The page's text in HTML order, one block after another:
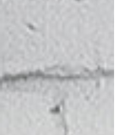
Малярная лента 48mm
BNM4825